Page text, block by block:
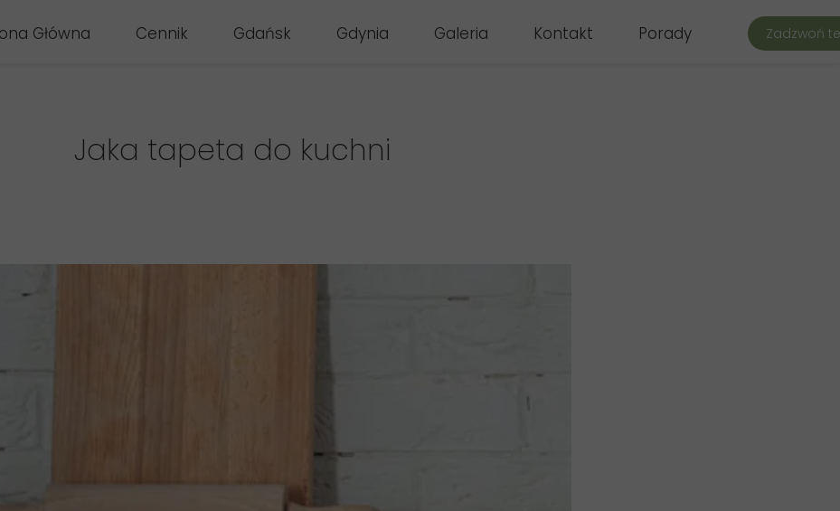
Zadzwoń
Główna Cennik Gdańsk Gdynia Galeria Kontakt Porady
Jaka tapeta do kuchni